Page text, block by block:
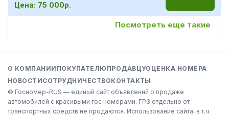
Цена: 75 000р.
Посмотреть еще такие
© Госномер-RUS — единый сайт объявлений о продаже
автомобилей с красивыми гос номерами. ГРЗ отдельно от
транспортных средств не продаются. Использование сайта, в т.ч.
О КОМПАНИИ ПОКУПАТЕЛЮ ПРОДАВЦУОЦЕНКА НОМЕРА
НОВОСТИСОТРУДНИЧЕСТВОКОНТАКТЫ